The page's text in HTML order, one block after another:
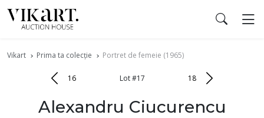
Vikart Prima ta colecție Portret de femeie (1965)
16 Lot #17 18
Alexandru Ciucurencu